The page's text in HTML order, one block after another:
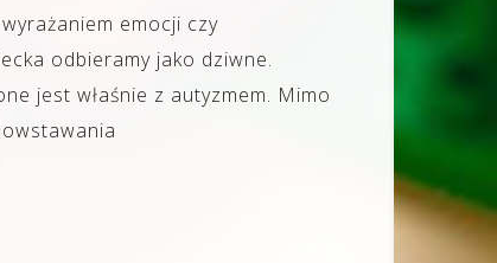
emocji czy
odbieramy jako dziwne.
jest właśnie z autyzmem. Mimo